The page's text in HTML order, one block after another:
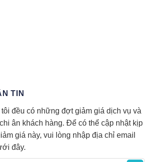
TIN
đều có những đợt giảm giá dịch vụ và
ân khách hàng. Để có thể cập nhật kịp
giá này, vui lòng nhập địa chỉ email
đây.